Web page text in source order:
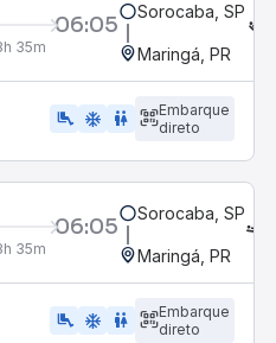
06:05
35m
Sorocaba, SP
Maringá, PR
airline_seat_legroom_extra ac_unit WC
Embarque
direto
06:05
35m
Sorocaba, SP
Maringá, PR
airline_seat_legroom_extra ac_unit wc
Embarque
direto